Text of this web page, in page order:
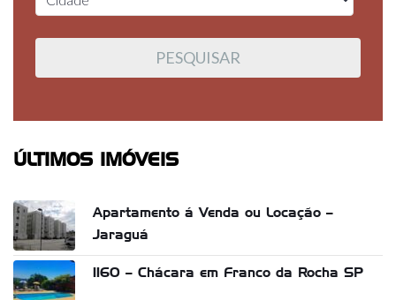
ÚLTIMOS IMÓVEIS
Apartamento á Venda ou Locação –
Jaraguá
1160 – Chácara em Franco da Rocha SP